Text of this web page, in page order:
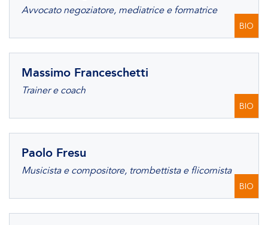
Avvocato negoziatore, mediatrice e formatrice
BIO
Massimo Franceschetti
Trainer e coach
BIO
Paolo Fresu
Musicista e compositore, trombettista e flicornista
BIO